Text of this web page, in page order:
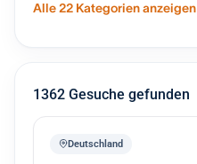
Alle 22 Kategorien anzeigen
1362 Gesuche gefunden
Deutschland